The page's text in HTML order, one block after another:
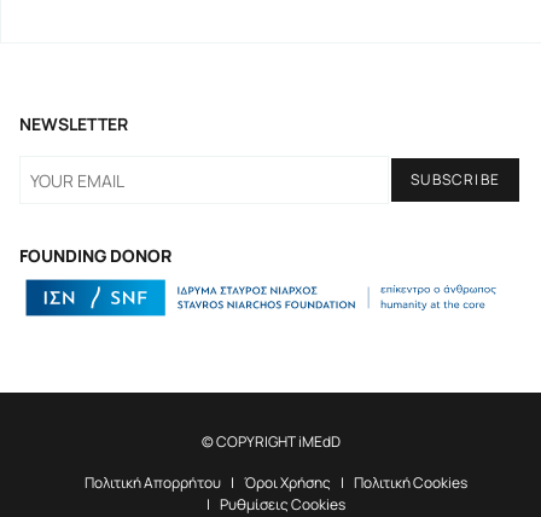
FOUNDING DONOR
NEWSLETTER
© COPYRIGHT iMEdD
Πολιτική Απορρήτου
Όροι Χρήσης
Πολιτική Cookies
Ρυθμίσεις Cookies